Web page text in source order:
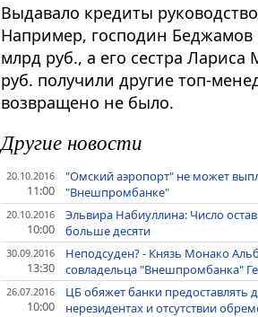
Выдавало кредиты
Например, господин
млрд руб., а его сестра
руб. получили другие топ-
возвращено не было.
Другие новости
20.10.2016
11:00
"Омский аэропорт" не может
"Внешпромбанке"
20.10.2016
10:00
Эльвира Набиуллина: Число
больше десяти
30.09.2016
13:30
Неподсуден? - Князь Монако
совладельца "Внешпромбанка"
26.07.2016
10:00
ЦБ обяжет банки предоставлять
нерезидентах и отсутствии